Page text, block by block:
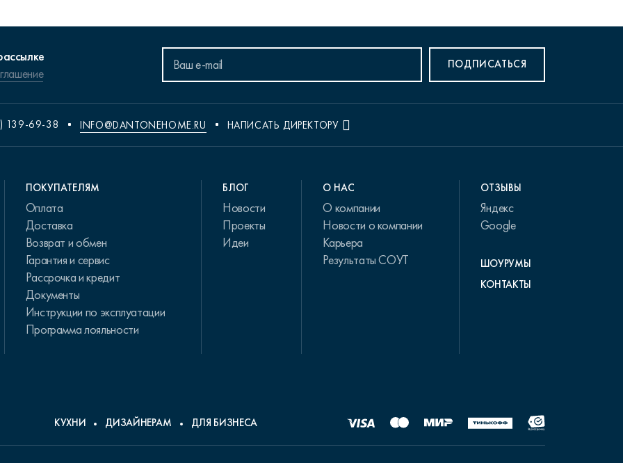
ПОДПИСАТЬСЯ
139-69-38 INFO@DANTONEHOME.RU НАПИСАТЬ ДИРЕКТОРУ
ПОКУПАТЕЛЯМ
Оплата
Доставка
Возврат и обмен
Гарантия и сервис
Рассрочка и кредит
Документы
Инструкции по эксплуатации
Программа лояльности
БЛОГ
Новости
Проекты
Идеи
О НАС
О компании
Новости о компании
Карьера
Результаты СОУТ
ОТЗЫВЫ
Яндекс
Google
ШОУРУМЫ
КОНТАКТЫ
КУХНИ ДИЗАЙНЕРАМ ДЛЯ БИЗНЕСА